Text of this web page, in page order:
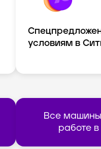
условиям в
Все машины
работе в